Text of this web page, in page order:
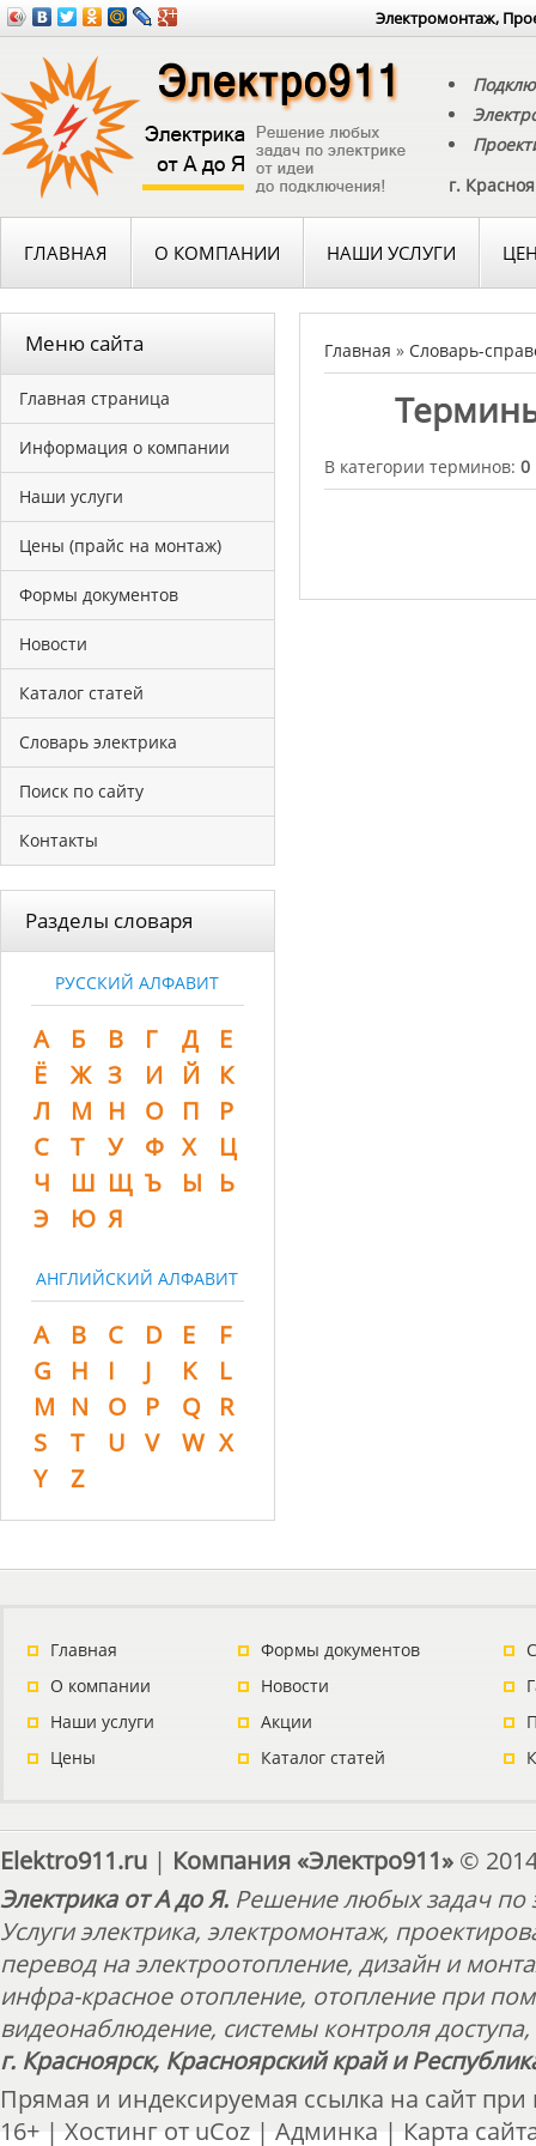
Электромонтаж,
г.
ГЛАВНАЯ О КОМПАНИИ НАШИ УСЛУГИ
Меню сайта
Главная страница
Информация о компании
Наши услуги
Цены (прайс на монтаж)
Формы документов
Новости
Каталог статей
Словарь электрика
Поиск по сайту
Контакты
Разделы словаря
РУССКИЙ АЛФАВИТ
А Б В Г Д
Е
Ё
Ж З И Й
К
Л
М Н О П
Р
С
Т У Ф Х
Ц
Ч
Ш Щ Ъ Ы
Ь
Э
Ю Я
АНГЛИЙСКИЙ АЛФАВИТ
A B C D E
F
G
H I J K
L
M N O P Q
R
S
T U V W X
Y
Z
Главная » Словарь-
В категории терминов: 0
Главная
О компании
Наши услуги
Цены
Формы документов
Новости
Акции
Каталог статей
Elektro911.ru | Компания «Электро911» ©
Электрика от А до Я. Решение любых задач по
Услуги электрика, электромонтаж,
перевод на электроотопление, дизайн и
инфра-красное отопление, отопление при
видеонаблюдение, системы контроля
г. Красноярск, Красноярский край и
Прямая и индексируемая ссылка на сайт
16+ | Хостинг от uCoz | Админка | Карта